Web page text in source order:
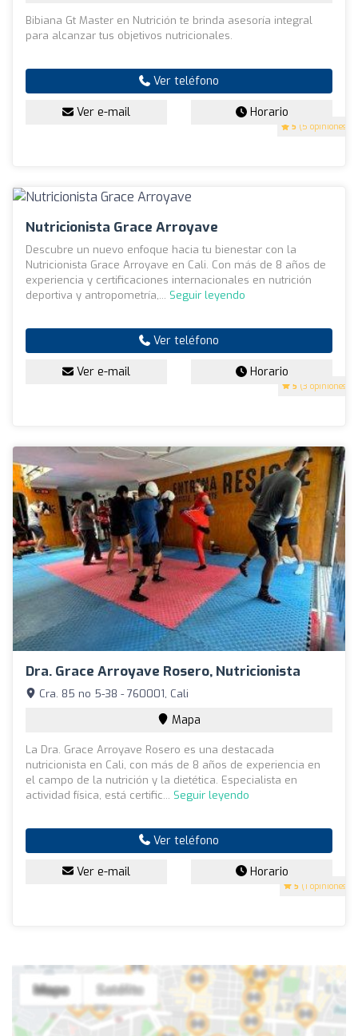
5 (5 opiniones)
Bibiana Gt Master en Nutrición te brinda asesoría integral
para alcanzar tus objetivos nutricionales.
Ver teléfono
Ver e-mail Horario
Nutricionista Grace Arroyave
5 (3 opiniones)
Descubre un nuevo enfoque hacia tu bienestar con la
Nutricionista Grace Arroyave en Cali. Con más de 8 años de
experiencia y certificaciones internacionales en nutrición
deportiva y antropometría,... Seguir leyendo
Ver teléfono
Ver e-mail Horario
Dra. Grace Arroyave Rosero, Nutricionista
5 (1 opiniones)
Cra. 85 no 5-38 - 760001, Cali
Mapa
La Dra. Grace Arroyave Rosero es una destacada
nutricionista en Cali, con más de 8 años de experiencia en
el campo de la nutrición y la dietética. Especialista en
actividad física, está certific... Seguir leyendo
Ver teléfono
Ver e-mail Horario